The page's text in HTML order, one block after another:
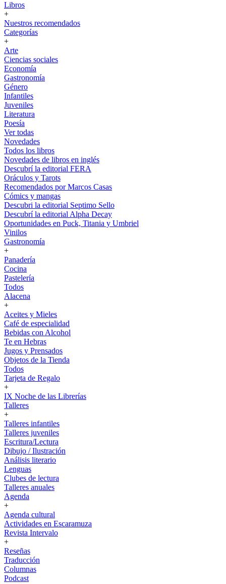
Libros
+
Nuestros recomendados
Categorías
+
Arte
Ciencias sociales
Economía
Gastronomía
Género
Infantiles
Juveniles
Literatura
Poesía
Ver todas
Novedades
Todos los libros
Novedades de libros en inglés
Descubrí la editorial FERA
Oráculos y Tarots
Recomendados por Marcos Casas
Cómics y mangas
Descubri la editorial Septimo Sello
Descubrí la editorial Alpha Decay
Oportunidades en Puck, Titania y Umbriel
Vinilos
Gastronomía
+
Panadería
Cocina
Pastelería
Todos
Alacena
+
Aceites y Mieles
Café de especialidad
Bebidas con Alcohol
Te en Hebras
Jugos y Prensados
Objetos de la Tienda
Todos
Tarjeta de Regalo
+
IX Noche de las Librerías
Talleres
+
Talleres infantiles
Talleres juveniles
Escritura/Lectura
Dibujo / Ilustración
Análisis literario
Lenguas
Clubes de lectura
Talleres anuales
Agenda
+
Agenda cultural
Actividades en Escaramuza
Revista Intervalo
+
Reseñas
Traducción
Columnas
Podcast